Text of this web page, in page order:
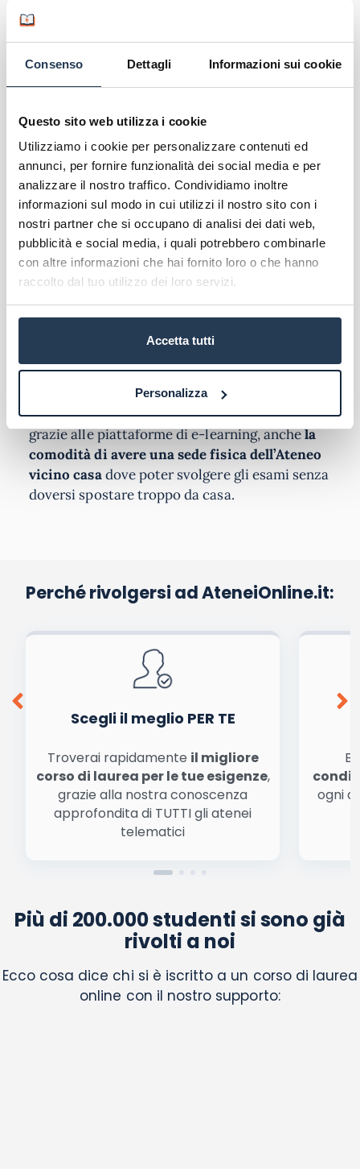
Consenso Dettagli Informazioni sui cookie
Questo sito web utilizza i cookie
Utilizziamo i cookie per personalizzare contenuti ed
annunci, per fornire funzionalità dei social media e per
analizzare il nostro traffico. Condividiamo inoltre
informazioni sul modo in cui utilizzi il nostro sito con i
nostri partner che si occupano di analisi dei dati web,
pubblicità e social media, i quali potrebbero combinarle
con altre informazioni che hai fornito loro o che hanno
raccolto dal tuo utilizzo dei loro servizi.
Accetta tutti
Personalizza
: Mercatorum, Unipegaso
Pedagogia: Unipegaso
Psicologia: Mercatorum
Scienze del Turismo: Unipegaso
Scienze della Comunicazione: Mercatorum
Scienze della Formazione : Unipegaso
Scienze della Nutrizione
: Mercatorum, San
Raffaele
Scienze Motorie: Unipegaso, San Raffaele
Sociologia: Mercatorum
provincia mettono a disposizione due sed
d’esame garantendo così agli studenti, oltre alla
possibilità distudiare quando e dove si vuole
grazie alle piattaforme di e-learning, anchela
comodità di avere una sede fisica dell’Ateneo
vicino casadove poter svolgere gli esami senza
doversi spostare troppo da casa.
Perché rivolgersi ad AteneiOnline.it:
Scegli il meglio PER TE
Troverai rapidamente il migliore
corso di laurea per le tue esigenze,
grazie alla nostra conoscenza
approfondita di TUTTI gli atenei
telematici
ogni
Più di 200.000 studenti si sono già
rivolti a noi
Ecco cosa dice chi si è iscritto a un corso di laurea
online con il nostro supporto: